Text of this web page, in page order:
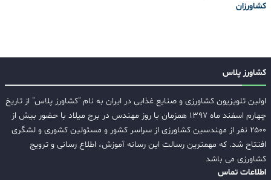
کشاورزان
کشاورز پلاس
اولین تلویزیون کشاورزی و صنایع غذایی در ایران به نام "کشاورز پلاس" از تاریخ
چهارم اسفند ماه ۱۳۹۷ همزمان با روز مهندس در برج میلاد با حضور بیش از
۲۵۰۰ نفر از مهندسین کشاورزی از سراسر کشور و مسئولین کشوری و لشگری
افتتاح شد. که مهمترین رسالت این رسانه آموزش، اطلاع رسانی و ترویج
کشاورزی می باشد
اطلاعات تماس